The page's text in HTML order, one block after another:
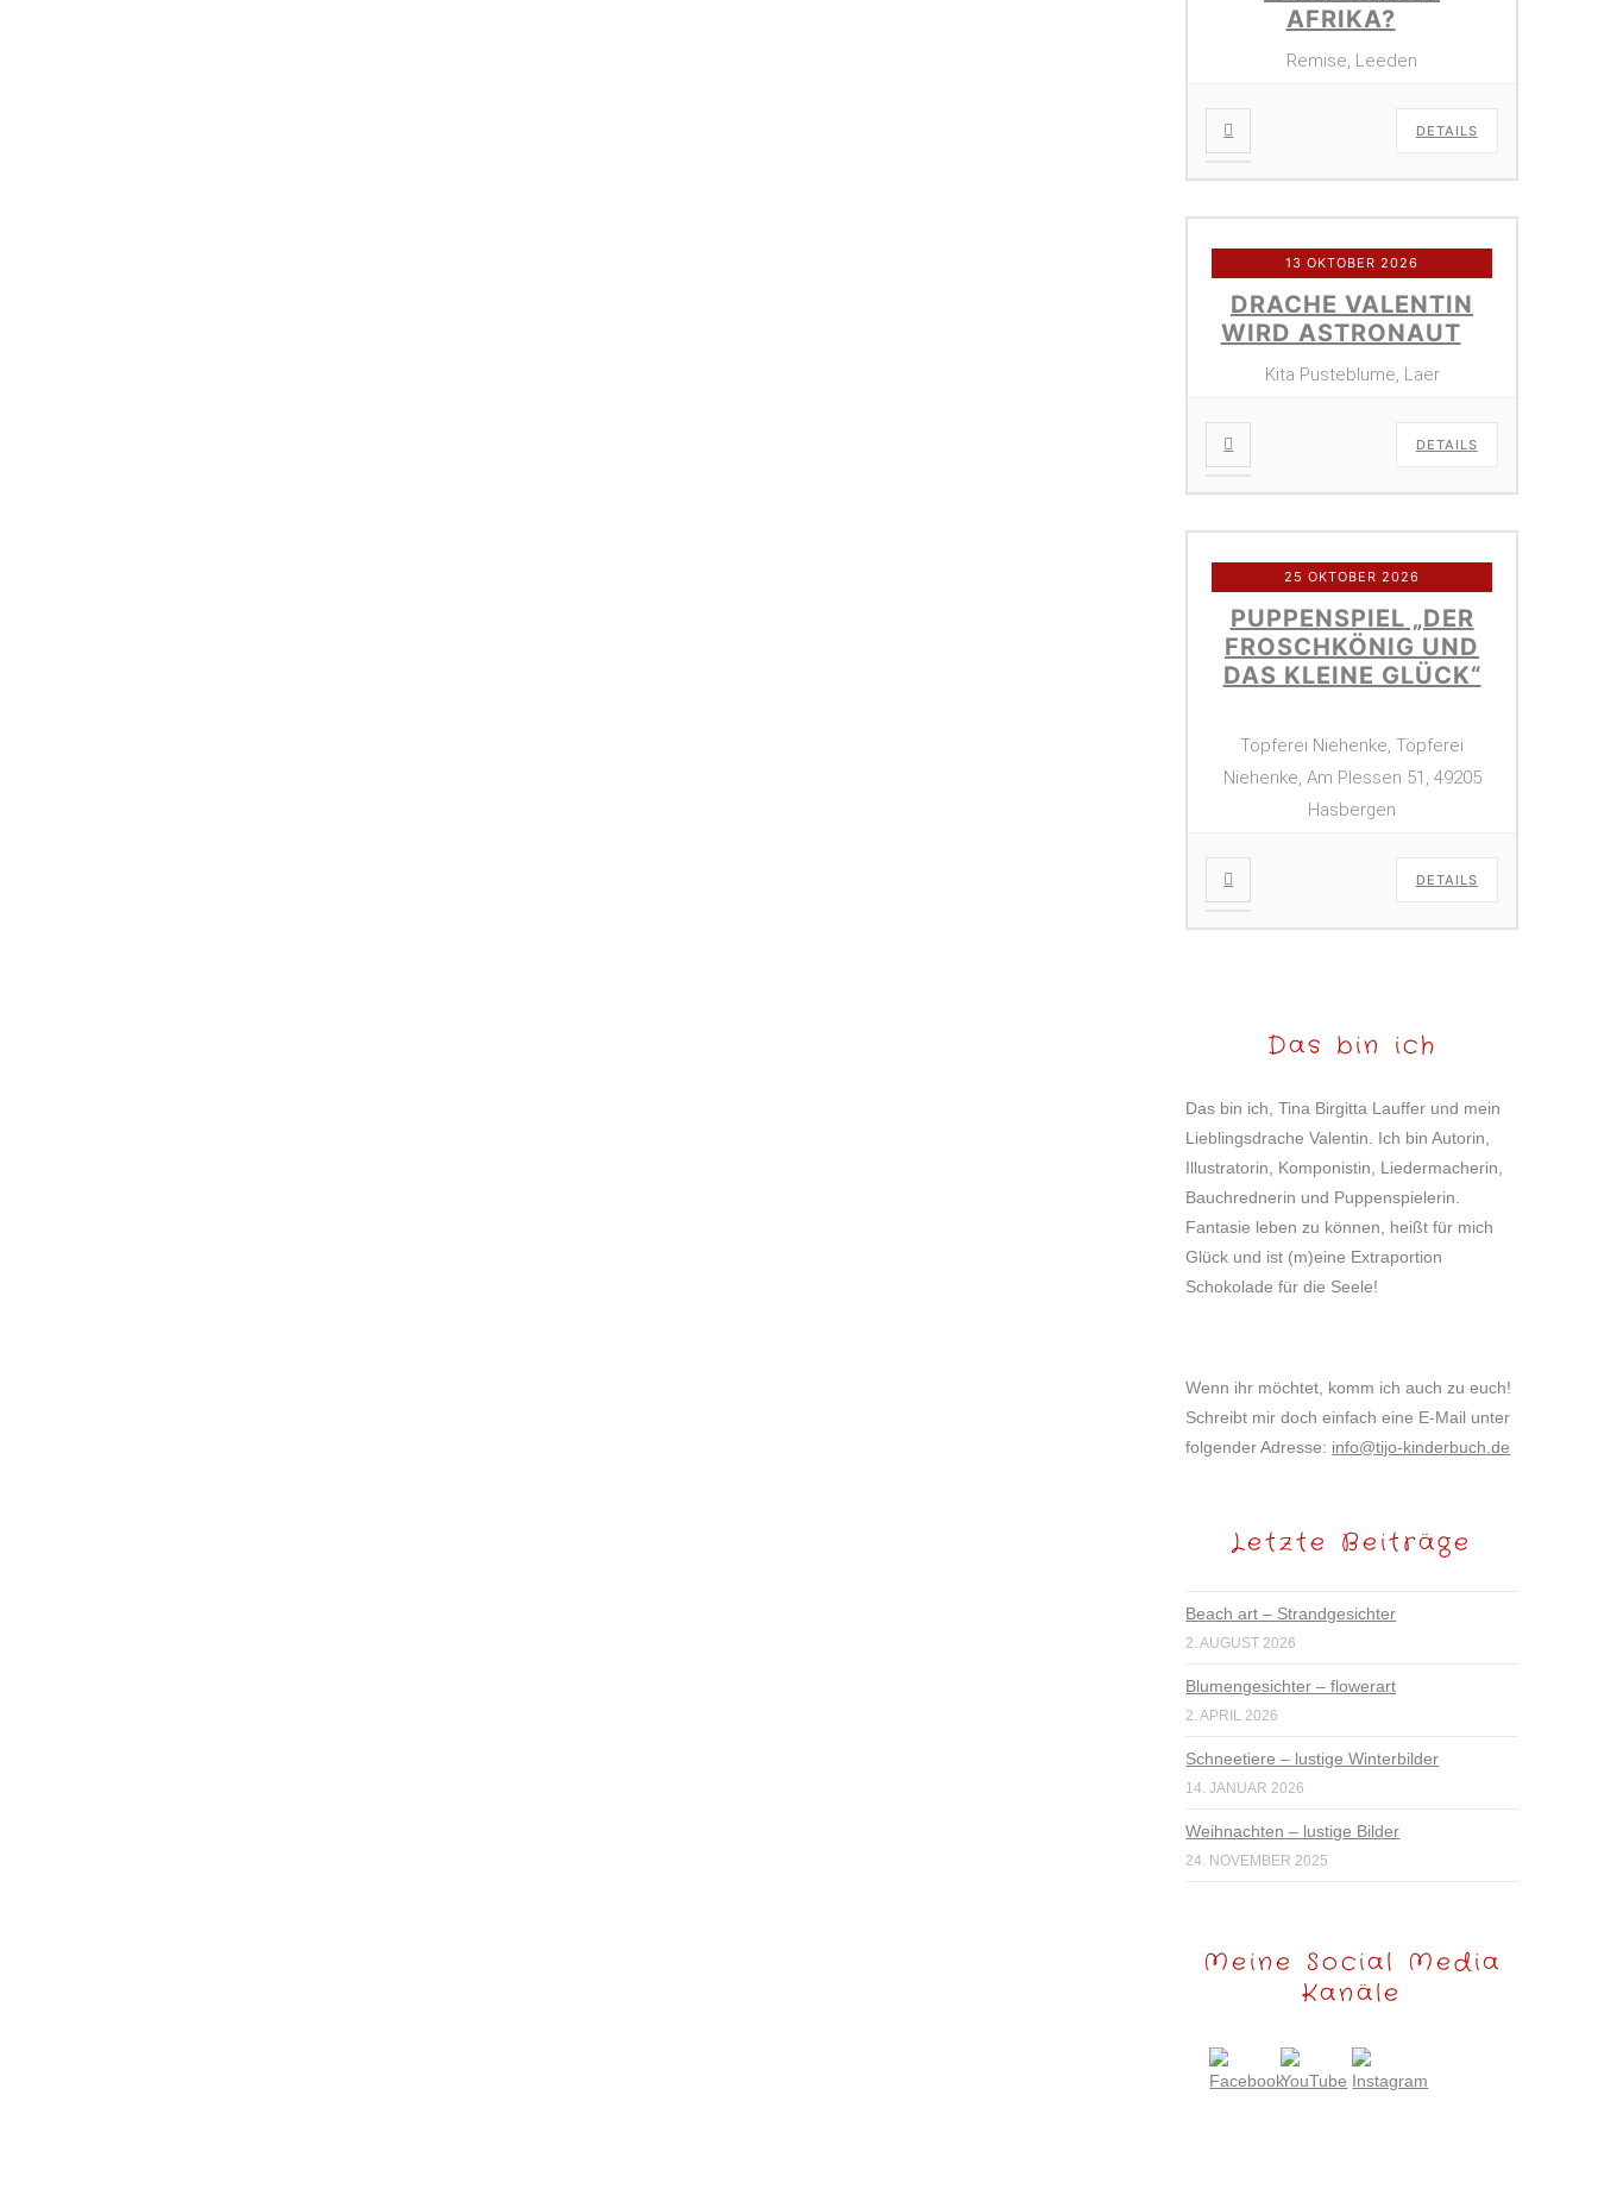
AFRIKA?
Remise, Leeden
DETAILS
13 OKTOBER 2026
DRACHE VALENTIN
WIRD ASTRONAUT
Kita Pusteblume, Laer
DETAILS
25 OKTOBER 2026
PUPPENSPIEL „DER
FROSCHKÖNIG UND
DAS KLEINE GLÜCK“
Töpferei Niehenke, Töpferei
Niehenke, Am Plessen 51, 49205
Hasbergen
DETAILS
Das bin ich
Das bin ich, Tina Birgitta Lauffer und mein
Lieblingsdrache Valentin. Ich bin Autorin,
Illustratorin, Komponistin, Liedermacherin,
Bauchrednerin und Puppenspielerin.
Fantasie leben zu können, heißt für mich
Glück und ist (m)eine Extraportion
Schokolade für die Seele!
Wenn ihr möchtet, komm ich auch zu euch!
Schreibt mir doch einfach eine E-Mail unter
folgender Adresse: info@tijo-kinderbuch.de
Letzte Beiträge
Beach art – Strandgesichter
2. AUGUST 2026
Blumengesichter – flowerart
2. APRIL 2026
Schneetiere – lustige Winterbilder
14. JANUAR 2026
Weihnachten – lustige Bilder
24. NOVEMBER 2025
Meine Social Media
Kanäle